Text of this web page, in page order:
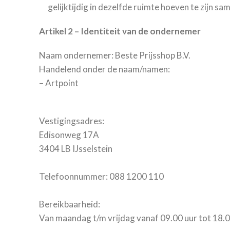
gelijktijdig in dezelfde ruimte hoeven te zijn
Artikel 2 – Identiteit van de ondernemer
Naam ondernemer: Beste Prijsshop B.V.
Handelend onder de naam/namen:
– Artpoint
Vestigingsadres:
Edisonweg 17A
3404 LB IJsselstein
Telefoonnummer: 088 1200 110
Bereikbaarheid:
Van maandag t/m vrijdag vanaf 09.00 uur tot